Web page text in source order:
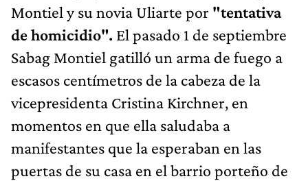
Montiel y su novia Uliarte por "tentativa
de homicidio". El pasado 1 de septiembre
Sabag Montiel gatilló un arma de fuego a
escasos centímetros de la cabeza de la
vicepresidenta Cristina Kirchner, en
momentos en que ella saludaba a
manifestantes que la esperaban en las
puertas de su casa en el barrio porteño de